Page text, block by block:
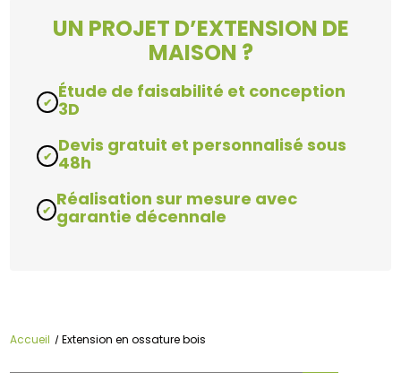
UN PROJET D’EXTENSION DE
MAISON ?
Étude de faisabilité et conception
3D
Devis gratuit et personnalisé sous
48h
Réalisation sur mesure avec
garantie décennale
Accueil Extension en ossature bois